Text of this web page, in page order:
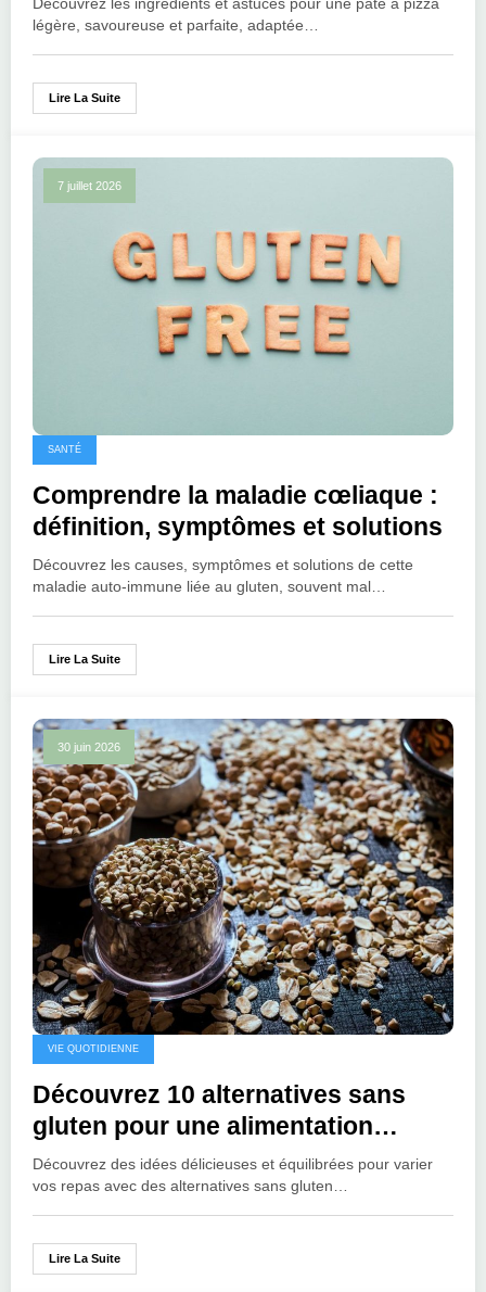
Découvrez les ingrédients et astuces pour une pâte à pizza
légère, savoureuse et parfaite, adaptée…
Lire La Suite
7 juillet 2026
SANTÉ
Comprendre la maladie cœliaque :
définition, symptômes et solutions
Découvrez les causes, symptômes et solutions de cette
maladie auto-immune liée au gluten, souvent mal…
Lire La Suite
30 juin 2026
VIE QUOTIDIENNE
Découvrez 10 alternatives sans
gluten pour une alimentation
équilibrée
Découvrez des idées délicieuses et équilibrées pour varier
vos repas avec des alternatives sans gluten…
Lire La Suite